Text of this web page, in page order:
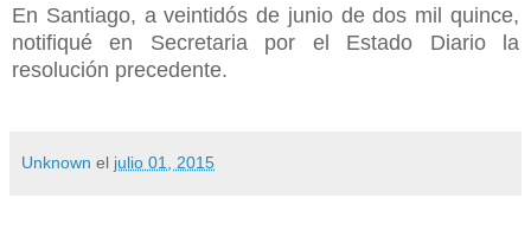
En Santiago, a veintidós de junio de dos mil quince,
notifiqué en Secretaria por el Estado Diario la
resolución precedente.
Unknown el julio 01, 2015